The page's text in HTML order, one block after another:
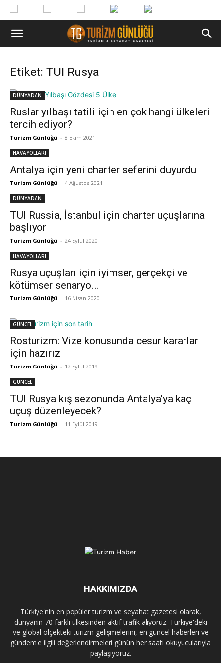
Etiket: TUI Rusya
DÜNYADAN
Ruslar yılbaşı tatili için en çok hangi ülkeleri
tercih ediyor?
Turizm Günlüğü - 8 Ekim 2021
HAVAYOLLARI
Antalya için yeni charter seferini duyurdu
Turizm Günlüğü - 4 Ağustos 2021
DÜNYADAN
TUI Russia, İstanbul için charter uçuşlarına
başlıyor
Turizm Günlüğü - 24 Eylül 2020
HAVAYOLLARI
Rusya uçuşları için iyimser, gerçekçi ve
kötümser senaryo…
Turizm Günlüğü - 16 Nisan 2020
GÜNCEL
Rosturizm: Vize konusunda cesur kararlar
için hazırız
Turizm Günlüğü - 12 Eylül 2019
GÜNCEL
TUI Rusya kış sezonunda Antalya’ya kaç
uçuş düzenleyecek?
Turizm Günlüğü - 11 Eylül 2019
HAKKIMIZDA
Türkiye'nin en popüler turizm ve seyahat gazetesi olarak,
dünyanın 70 farklı ülkesinden aktif trafik alıyoruz. Türkiye'deki
ve global ölçekteki turizm gelişmelerini, en güncel haberleri ve
gündemle ilgili değerlendirmeleri günün her saati okuyucularıyla
paylaşıyoruz.